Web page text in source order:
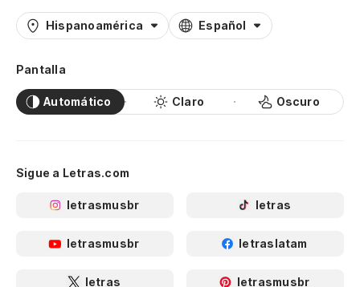
Hispanoamérica Español
Pantalla
Automático Claro Oscuro
Sigue a Letras.com
letrasmusbr letras
letrasmusbr letraslatam
letras letrasmusbr